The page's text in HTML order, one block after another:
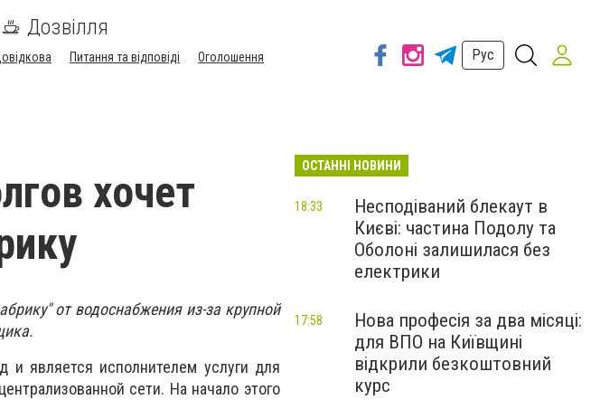
Дозвілля
Питання та відповіді
Оголошення
Рус
хочет
от водоснабжения из-за крупной
и является исполнителем услуги для
сети. На начало этого
ОСТАННІ НОВИНИ
Несподіваний блекаут в
Києві: частина Подолу та
Оболоні залишилася без
електрики
18:33
Нова професія за два місяці:
для ВПО на Київщині
відкрили безкоштовний
курс
17:58